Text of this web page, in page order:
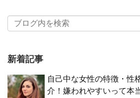
新着記事
自己中な女性の特徴・性
介！嫌われやすいって本